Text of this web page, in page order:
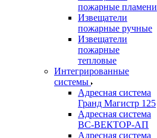
пожарные пламени
Извещатели
пожарные ручные
Извещатели
пожарные
тепловые
Интегрированные
системы
Адресная система
Гранд Магистр 125
Адресная система
ВС-ВЕКТОР-АП
Адресная система